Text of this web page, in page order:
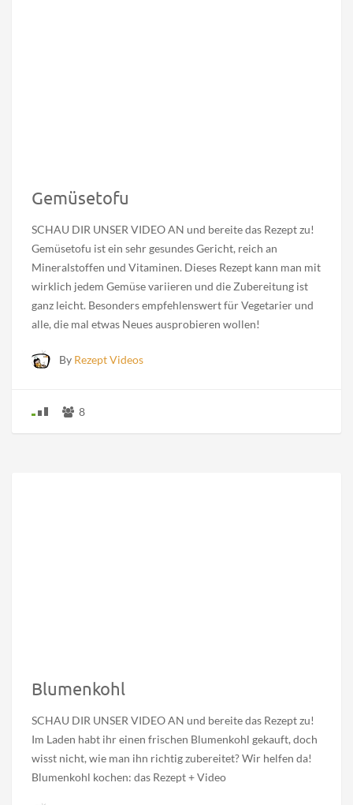
Gemüsetofu
SCHAU DIR UNSER VIDEO AN und bereite das Rezept zu!
Gemüsetofu ist ein sehr gesundes Gericht, reich an
Mineralstoffen und Vitaminen. Dieses Rezept kann man mit
wirklich jedem Gemüse variieren und die Zubereitung ist
ganz leicht. Besonders empfehlenswert für Vegetarier und
alle, die mal etwas Neues ausprobieren wollen!
By Rezept Videos
8
Blumenkohl
SCHAU DIR UNSER VIDEO AN und bereite das Rezept zu!
Im Laden habt ihr einen frischen Blumenkohl gekauft, doch
wisst nicht, wie man ihn richtig zubereitet? Wir helfen da!
Blumenkohl kochen: das Rezept + Video